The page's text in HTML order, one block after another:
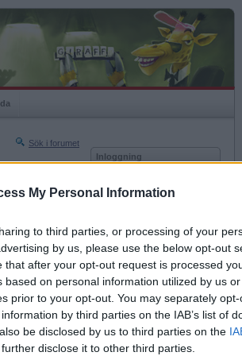
My Personal Information
to third parties, or processing of your
by us, please use the below opt-out
after your opt-out request is processed
on personal information utilized by us
prior to your opt-out. You may separately
by third parties on the IAB’s list of
be disclosed by us to third parties on the
disclose it to other third parties.
Sök i forumet
Nästa sida »
2017-04-29 02:46
Inloggning
Kom ihåg mig
Glömt ditt lösenord?
Få ny aktiveringslänk
Betapet är gratis!